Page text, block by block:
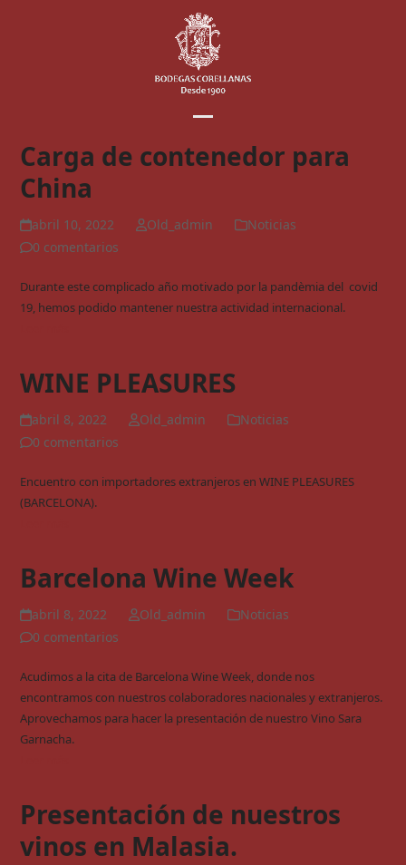
mobile
mobile
Carga de contenedor para
China
abril 10, 2022 Old_admin
Noticias
0 comentarios
Durante este complicado año motivado por la pandèmia del covid
19, hemos podido mantener nuestra actividad internacional.
WINE PLEASURES
abril 8, 2022 Old_admin
Noticias
0 comentarios
Encuentro con importadores extranjeros en WINE PLEASURES
(BARCELONA).
Barcelona Wine Week
abril 8, 2022 Old_admin
Noticias
0 comentarios
Acudimos a la cita de Barcelona Wine Week, donde nos
encontramos con nuestros colaboradores nacionales y extranjeros.
Aprovechamos para hacer la presentación de nuestro Vino Sara
Garnacha.
Presentación de nuestros
vinos en Malasia.